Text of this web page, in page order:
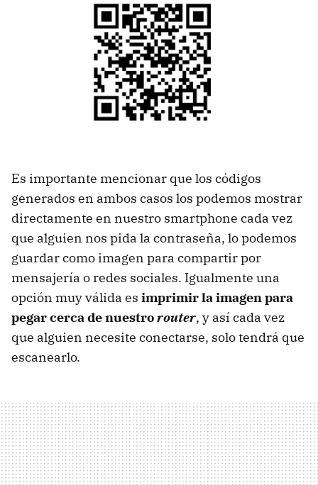
Es importante mencionar que los códigos
generados en ambos casos los podemos mostrar
directamente en nuestro smartphone cada vez
que alguien nos pida la contraseña, lo podemos
guardar como imagen para compartir por
mensajería o redes sociales. Igualmente una
opción muy válida es imprimir la imagen para
pegar cerca de nuestrorouter, y así cada vez
que alguien necesite conectarse, solo tendrá que
escanearlo.